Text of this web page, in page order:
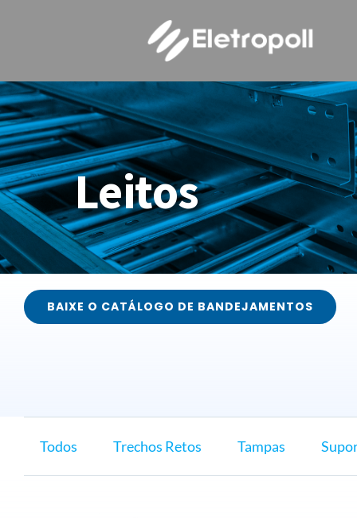
conteúdo
ELETROPOLL BANDEJAMENTOS
ELETROPOLL PAINÉIS ELÉTRICOS
TRABALHE CONOSCO
PORTUGUÊS DO BRASIL
ENGLISH
Leitos
Fale conosco
BAIXE O CATÁLOGO DE BANDEJAMENTOS
Todos Trechos Retos Tampas